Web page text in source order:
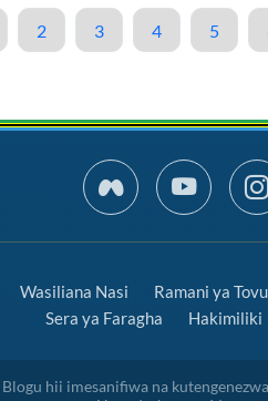
2 3 4 5
Wasiliana Nasi Ramani ya
Sera ya Faragha
Hakimiliki
Blogu hii imesanifiwa na